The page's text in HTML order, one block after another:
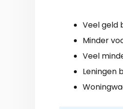
Veel geld
Minder
Veel
Leningen